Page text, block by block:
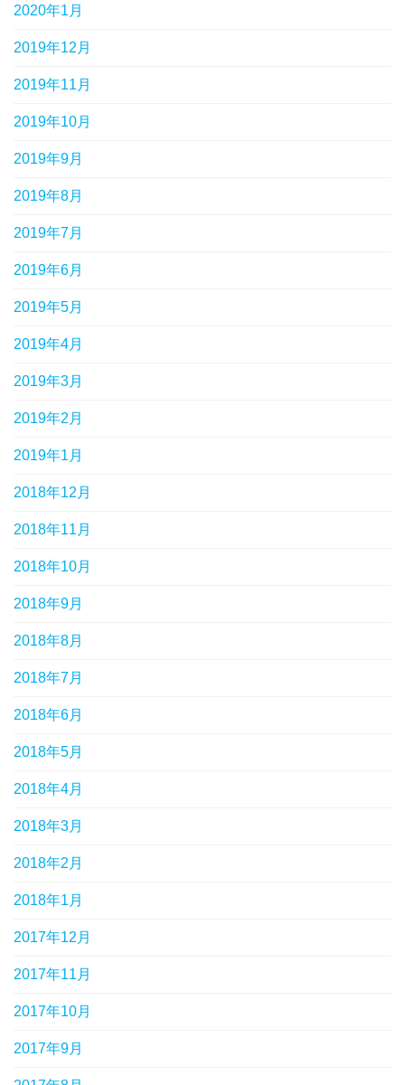
2020年1月
2019年12月
2019年11月
2019年10月
2019年9月
2019年8月
2019年7月
2019年6月
2019年5月
2019年4月
2019年3月
2019年2月
2019年1月
2018年12月
2018年11月
2018年10月
2018年9月
2018年8月
2018年7月
2018年6月
2018年5月
2018年4月
2018年3月
2018年2月
2018年1月
2017年12月
2017年11月
2017年10月
2017年9月